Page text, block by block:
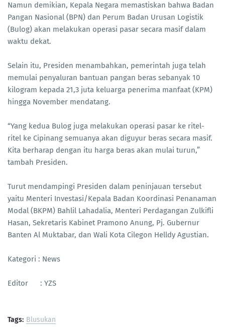
Namun demikian, Kepala Negara memastiskan bahwa Badan
Pangan Nasional (BPN) dan Perum Badan Urusan Logistik
(Bulog) akan melakukan operasi pasar secara masif dalam
waktu dekat.
Selain itu, Presiden menambahkan, pemerintah juga telah
memulai penyaluran bantuan pangan beras sebanyak 10
kilogram kepada 21,3 juta keluarga penerima manfaat (KPM)
hingga November mendatang.
“Yang kedua Bulog juga melakukan operasi pasar ke ritel-
ritel ke Cipinang semuanya akan diguyur beras secara masif.
Kita berharap dengan itu harga beras akan mulai turun,”
tambah Presiden.
Turut mendampingi Presiden dalam peninjauan tersebut
yaitu Menteri Investasi/Kepala Badan Koordinasi Penanaman
Modal (BKPM) Bahlil Lahadalia, Menteri Perdagangan Zulkifli
Hasan, Sekretaris Kabinet Pramono Anung, Pj. Gubernur
Banten Al Muktabar, dan Wali Kota Cilegon Helldy Agustian.
Kategori : News
Editor : YZS
Tags: Blusukan